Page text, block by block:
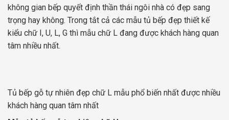
không gian bếp quyết định thần thái ngôi nhà có đẹp sang
trọng hay không. Trong tắt cả các mẫu tủ bếp đẹp thiết kế
kiểu chữ I, U, L, G thì mẫu chữ L đang được khách hàng quan
tâm nhiều nhất.
Tủ bếp gỗ tự nhiên đẹp chữ L mẫu phổ biến nhất được nhiều
khách hàng quan tâm nhất